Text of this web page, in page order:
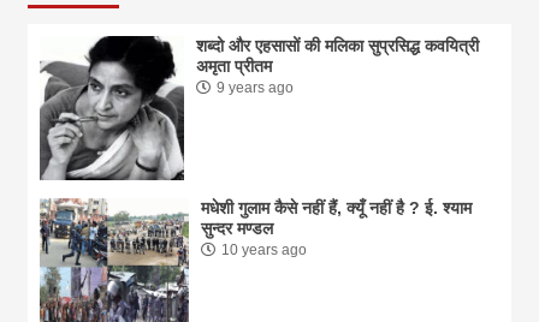
शब्दो और एहसासों की मलिका सुप्रसिद्ध कवयित्री
अमृता प्रीतम
9 years ago
मधेशी गुलाम कैसे नहीं हैं, क्यूँ नहीं है ? ई. श्याम
सुन्दर मण्डल
10 years ago